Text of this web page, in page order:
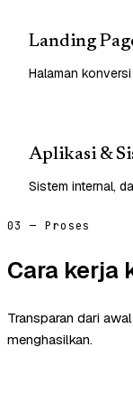
Landing
Halaman
Aplikasi &
Sistem internal,
03 — Proses
Cara kerja
Transparan dari
menghasilkan.